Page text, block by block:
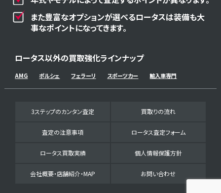
また豊富なオプションが選べるロータスは装備も大
事なポイントになってきます。
ロータス以外の買取強化ラインナップ
AMG ポルシェ フェラーリ スポーツカー 輸入車専門
3ステップのカンタン査定 買取りの流れ
査定の注意事項 ロータス査定フォーム
ロータス買取実績 個人情報保護方針
会社概要・店舗紹介・MAP お問い合わせ